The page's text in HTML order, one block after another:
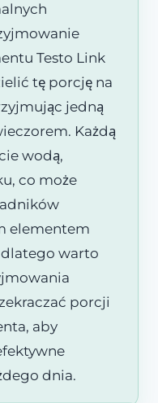
Testo Link
tę porcję na
jedną
Każdą
wodą,
co może
elementem
warto
porcji
aby
dnia.